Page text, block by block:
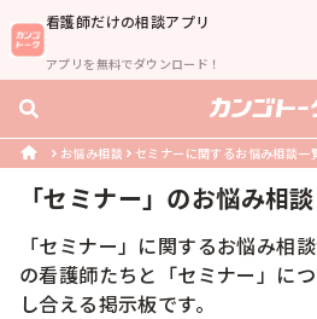
看護師だけの相談アプリ
アプリを無料でダウンロード！
お悩み相談 セミナーに関するお悩み相談一
「セミナー」のお悩み相談
「セミナー 」に関するお悩み相
の看護師たちと「セミナー 」に
し合える掲示板です。